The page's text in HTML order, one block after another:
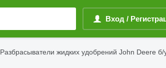
Вход /
Разбрасыватели жидких удобрений John Deere б/